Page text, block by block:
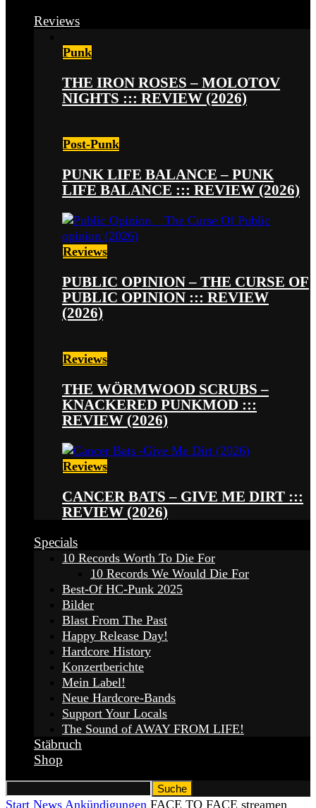
Reviews
Punk
THE IRON ROSES – MOLOTOV
NIGHTS ::: REVIEW (2026)
Post-Punk
PUNK LIFE BALANCE – PUNK
LIFE BALANCE ::: REVIEW (2026)
Reviews
PUBLIC OPINION – THE CURSE OF
PUBLIC OPINION ::: REVIEW
(2026)
Reviews
THE WÖRMWOOD SCRUBS –
KNACKERED PUNKMOD :::
REVIEW (2026)
Reviews
CANCER BATS – GIVE ME DIRT :::
REVIEW (2026)
Specials
10 Records Worth To Die For
10 Records We Would Die For
Best-Of HC-Punk 2025
Bilder
Blast From The Past
Happy Release Day!
Hardcore History
Konzertberichte
Mein Label!
Neue Hardcore-Bands
Support Your Locals
The Sound of AWAY FROM LIFE!
Stäbruch
Shop
Start News Ankündigungen FACE TO FACE streamen